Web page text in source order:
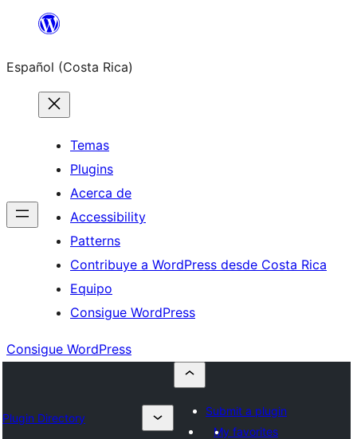
Saltar
contenido
Español (Costa Rica)
Temas
Plugins
Acerca de
Accessibility
Patterns
Contribuye a WordPress desde Costa Rica
Equipo
Consigue WordPress
Consigue WordPress
Plugin Directory
Submit a plugin
My favorites